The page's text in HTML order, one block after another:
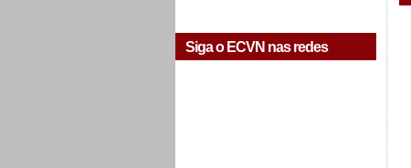
Siga o ECVN nas redes